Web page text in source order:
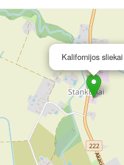
Kalifornijos sliekai